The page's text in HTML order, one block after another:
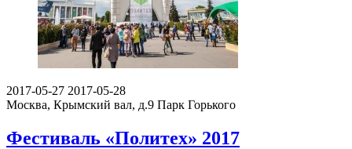
2017-05-27 2017-05-28
Москва, Крымский вал, д.9 Парк Горького
Фестиваль «Политех» 2017